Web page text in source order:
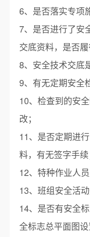
6、是否落实专项
7、是否进行了安
交底资料，是否履
8、安全技术交底
9、有无定期安全
10、检查到的安
改；
11、是否定期进
料，有无签字手续
12、特种作业人
13、班组安全活动
14、是否有安全
全标志总平面图设